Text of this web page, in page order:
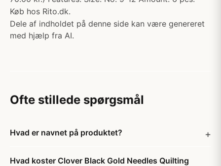
Køb hos Rito.dk.
Dele af indholdet på denne side kan være genereret
med hjælp fra AI.
Ofte stillede spørgsmål
Hvad er navnet på produktet?
Hvad koster Clover Black Gold Needles Quilting